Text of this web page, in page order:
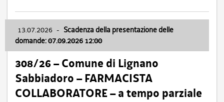
13.07.2026 - Scadenza della presentazione delle
domande: 07.09.2026 12:00
308/26 – Comune di Lignano
Sabbiadoro – FARMACISTA
COLLABORATORE – a tempo parziale